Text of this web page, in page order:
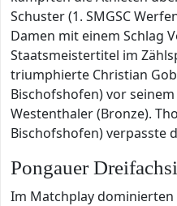
Schuster (1. SMGSC
Damen mit einem Schlag
Staatsmeistertitel im
triumphierte Christian
Bischofshofen) vor
Westenthaler (Bronze).
Bischofshofen) verpasste
Pongauer
Im Matchplay